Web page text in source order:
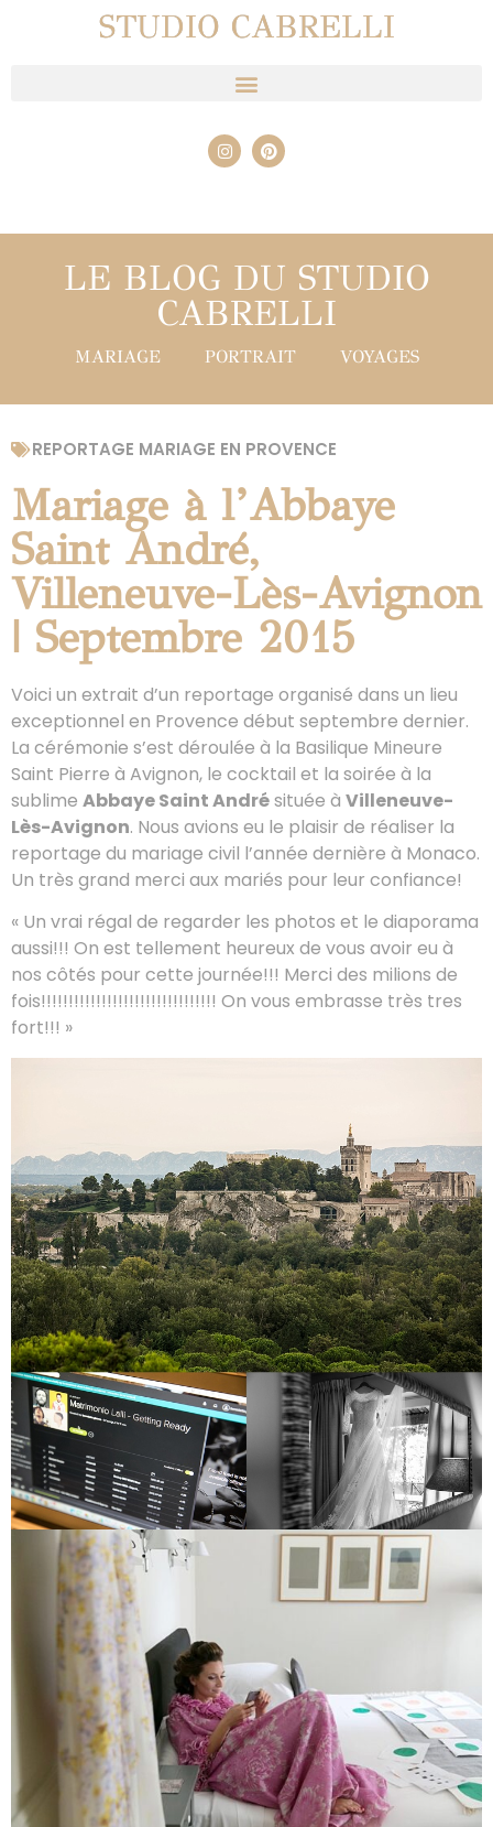
STUDIO CABRELLI
LE BLOG DU STUDIO
CABRELLI
MARIAGE PORTRAIT VOYAGES
REPORTAGE MARIAGE EN PROVENCE
Mariage à l’Abbaye
Saint André,
Villeneuve-Lès-Avignon
| Septembre 2015
Voici un extrait d’un reportage organisé dans un lieu
exceptionnel en Provence début septembre dernier.
La cérémonie s’est déroulée à la Basilique Mineure
Saint Pierre à Avignon, le cocktail et la soirée à la
sublime Abbaye Saint Andrésituée à Villeneuve-
Lès-Avignon. Nous avions eu le plaisir de réaliser la
reportage du mariage civil l’année dernière à Monaco.
Un très grand merci aux mariés pour leur confiance!
« Un vrai régal de regarder les photos et le diaporama
aussi!!! On est tellement heureux de vous avoir eu à
nos côtés pour cette journée!!! Merci des milions de
fois!!!!!!!!!!!!!!!!!!!!!!!!!!!!!!!! On vous embrasse très tres
fort!!! »